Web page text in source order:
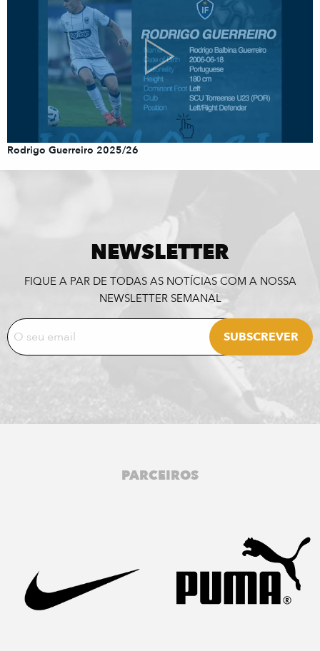
Rodrigo Guerreiro 2025/26
NEWSLETTER
FIQUE A PAR DE TODAS AS NOTÍCIAS COM A NOSSA
NEWSLETTER SEMANAL
PARCEIROS